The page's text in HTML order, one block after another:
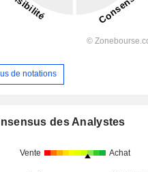
de notations
des Analystes
Vente Achat